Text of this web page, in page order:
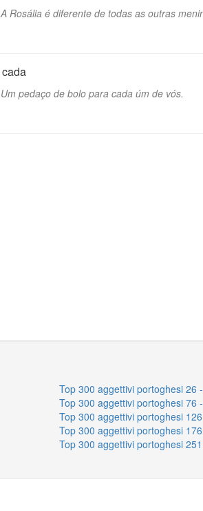
A Rosália é diferente de todas as outras
cada
Um pedaço de bolo para cada úm de vós.
Top 300 aggettivi portoghesi 26
Top 300 aggettivi portoghesi 76
Top 300 aggettivi portoghesi
Top 300 aggettivi portoghesi
Top 300 aggettivi portoghesi